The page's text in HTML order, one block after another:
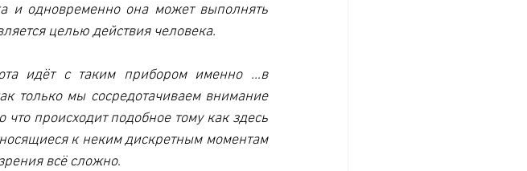
и одновременно она может выполнять
целью действия человека.
идёт с таким прибором именно …в
только мы сосредотачиваем внимание
происходит подобное тому как здесь
к неким дискретным моментам
всё сложно.